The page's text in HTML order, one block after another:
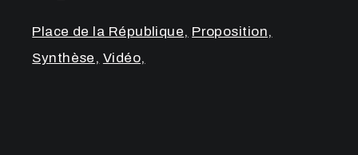
Place de la République
Proposition
Synthèse
Vidéo